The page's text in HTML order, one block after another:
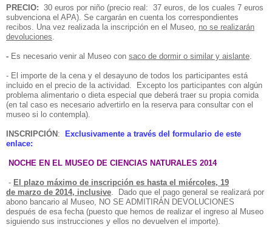
PRECIO: 30 euros por niño (precio real: 37 euros, de los cuales 7 euros
subvenciona el APA). Se cargarán en cuenta los correspondientes
recibos. Una vez realizada la inscripción en el Museo, no se realizarán
devoluciones.
- Es necesario venir al Museo con saco de dormir o similar y aislante.
- El importe de la cena y el desayuno de todos los participantes está
incluido en el precio de la actividad. Excepto los participantes con algún
problema alimentario o dieta especial que deberá traer su propia comida
(en tal caso es necesario advertirlo en la reserva para consultar con el
museo si lo contempla).
INSCRIPCIÓN :
Exclusivamente a través del formulario de este
enlace:
NOCHE EN EL MUSEO DE CIENCIAS NATURALES 2014
- El plazo máximo de inscripción es hasta el miércoles, 19
de marzo de 2014, inclusive. Dado que el pago general se realizará por
abono bancario al Museo, NO SE ADMITIRÁN DEVOLUCIONES
después de esa fecha (puesto que hemos de realizar el ingreso al Museo
siguiendo sus instrucciones y ellos no devuelven el importe).